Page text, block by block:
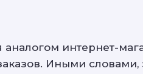
аналогом интернет-
Иными